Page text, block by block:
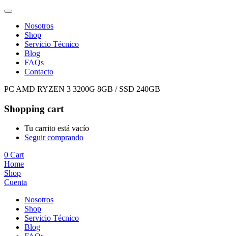
Nosotros
Shop
Servicio Técnico
Blog
FAQs
Contacto
PC AMD RYZEN 3 3200G 8GB / SSD 240GB
Shopping cart
Tu carrito está vacío
Seguir comprando
0 Cart
Home
Shop
Cuenta
Nosotros
Shop
Servicio Técnico
Blog